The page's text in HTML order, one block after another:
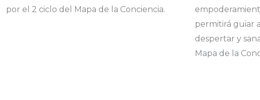
por el 2 ciclo del Mapa de la Conciencia.
permitirá guiar
despertar y
Mapa de la